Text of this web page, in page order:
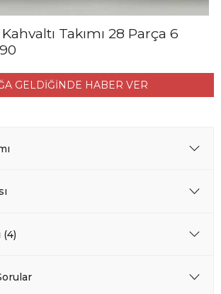
Takımı 28 Parça 6
GELDİĞİNDE HABER VER
(4)